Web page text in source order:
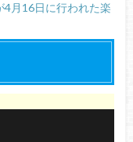
4月16日に行われた楽